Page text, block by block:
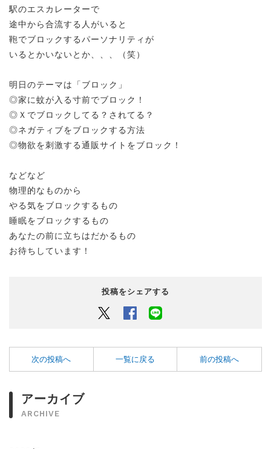
駅のエスカレーターで
途中から合流する人がいると
鞄でブロックするパーソナリティが
いるとかいないとか、、、（笑）
明日のテーマは「ブロック」
◎家に蚊が入る寸前でブロック！
◎Ｘでブロックしてる？されてる？
◎ネガティブをブロックする方法
◎物欲を刺激する通販サイトをブロック！
などなど
物理的なものから
やる気をブロックするもの
睡眠をブロックするもの
あなたの前に立ちはだかるもの
お待ちしています！
投稿をシェアする
Twitter Facebook
次の投稿へ 一覧に戻る 前の投稿へ
アーカイブ
ARCHIVE